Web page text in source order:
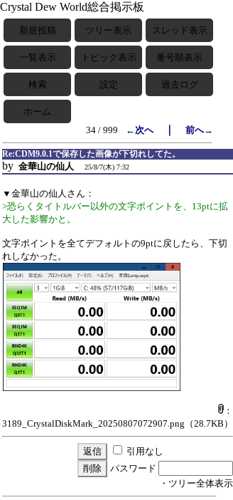
Crystal Dew World総合掲示板
新規投稿 ツリー表示 スレッド表示
一覧表示 トピック表示 番号順表示
検索 設定 過去ログ
ホーム
34 / 999
←次へ｜ 前へ→
Re:CDM9.0.1で保存した画像が下切れしてた。
by 金華山の仙人 25/8/7(木) 7:32
▼金華山の仙人さん：
>恐らくタイトルバー以外の文字ポイントを、13ptに拡
大した影響かと。
文字ポイントを全てデフォルトの9ptに戻したら、下切
れしなかった。
：
3189_CrystalDiskMark_20250807072907.png （28.7KB）
引用なし
パスワード
・ツリー全体表示